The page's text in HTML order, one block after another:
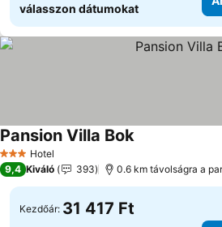
válasszon dátumokat
3 Kategória
Hotel
Pansion Villa BokÁrak
9,4 Kiváló 393 0.6 km távolságra a
Kezdőár: 31 417 Ft